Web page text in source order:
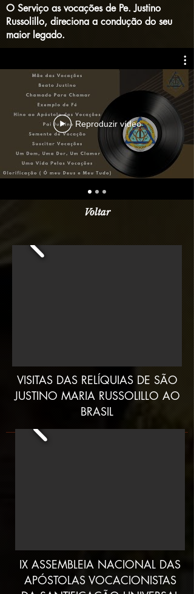
O Serviço as vocações de Pe. Justino
Russolillo, direciona a condução do seu
maior legado.
Reproduzir vídeo
Voltar
VISITAS DAS RELÍQUIAS DE SÃO
JUSTINO MARIA RUSSOLILLO AO
BRASIL
IX ASSEMBLEIA NACIONAL DAS
APÓSTOLAS VOCACIONISTAS